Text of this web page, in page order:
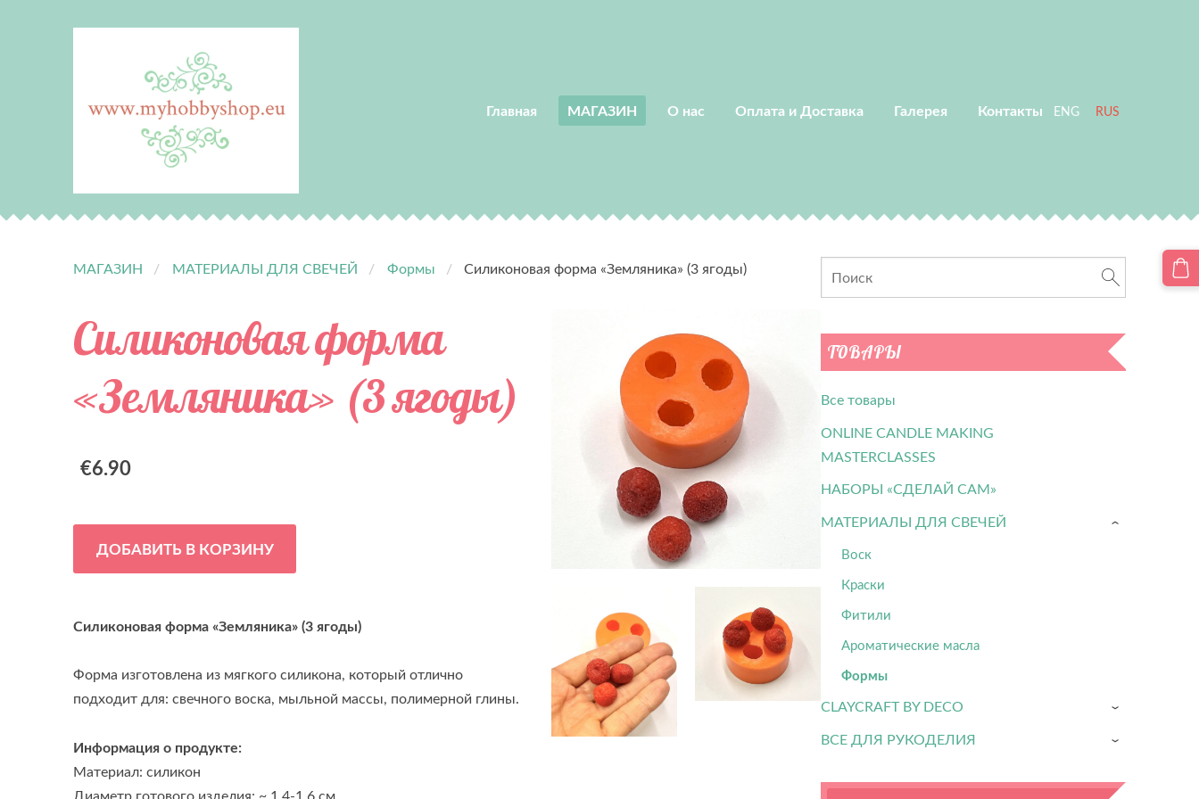
Главная МАГАЗИН О нас Оплата и Доставка Галерея Контакты ENG RUS
ТОВАРЫ
Все товары
ONLINE CANDLE MAKING
MASTERCLASSES
НАБОРЫ «СДЕЛАЙ САМ»
МАТЕРИАЛЫ ДЛЯ СВЕЧЕЙ
Воск
Краски
Фитили
Ароматические масла
Формы
›
CLAYCRAFT BY DECO ›
ВСЕ ДЛЯ РУКОДЕЛИЯ ›
МАГАЗИН МАТЕРИАЛЫ ДЛЯ СВЕЧЕЙ Формы Силиконовая форма «Земляника» (3 ягоды)
Силиконовая форма
«Земляника» (3 ягоды)
€6.90
ДОБАВИТЬ В КОРЗИНУ
Силиконовая форма «Земляника» (3 ягоды)
Форма изготовлена из мягкого силикона, который отлично
подходит для: свечного воска, мыльной массы, полимерной глины.
Информация о продукте:
Материал: силикон